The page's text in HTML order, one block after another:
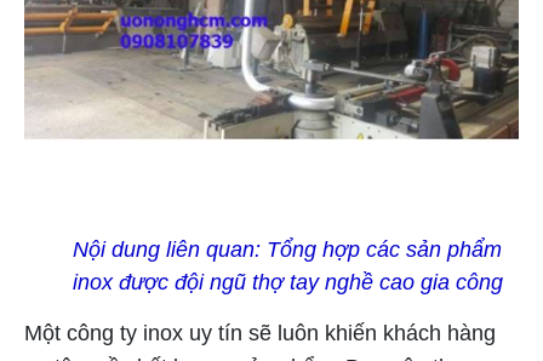
Nội dung liên quan: Tổng hợp các sản phẩm
inox được đội ngũ thợ tay nghề cao gia công
Một công ty inox uy tín sẽ luôn khiến khách hàng